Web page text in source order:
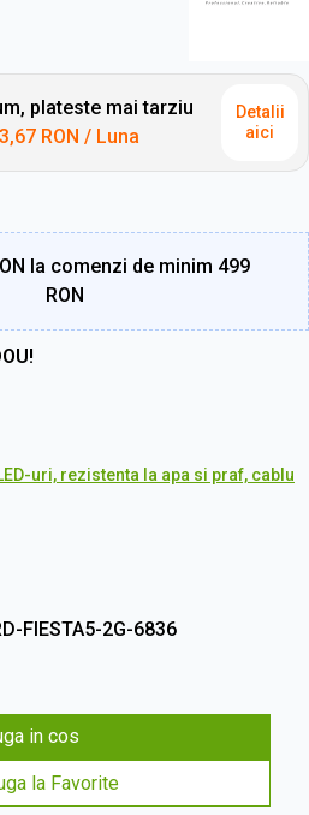
plateste mai tarziu
RON / Luna
Detalii
aici
la comenzi de minim 499
RON
uri, rezistenta la apa si praf, cablu
FIESTA5-2G-6836
in cos
la Favorite